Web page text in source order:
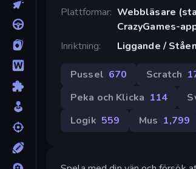
Plattformar Webbläsare
CrazyGames-
Inriktning
Liggande /
Pussel 670 Scratch
Peka och Klicka 114
Logik 559 Mus 1,799